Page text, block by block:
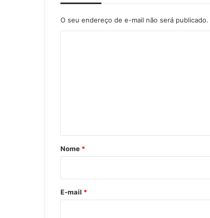
O seu endereço de e-mail não será publicado.
r
*
Nome *
E-mail *